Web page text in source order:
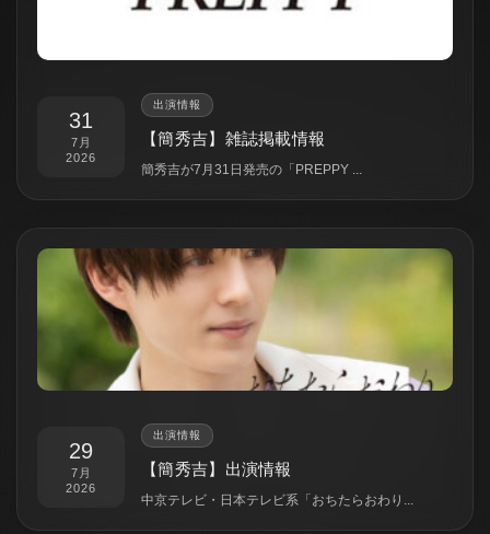
31
7月
2026
出演情報
【簡秀吉】雑誌掲載情報
簡秀吉が7月31日発売の「PREPPY ...
29
7月
2026
出演情報
【簡秀吉】出演情報
中京テレビ・日本テレビ系「おちたらおわり...